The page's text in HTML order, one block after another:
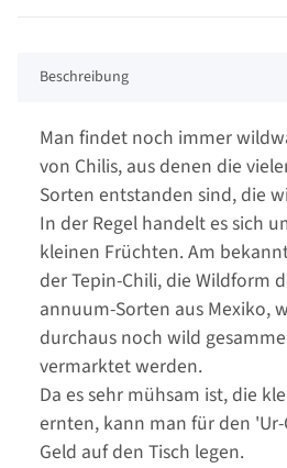
Beschreibung
Man findet noch immer
von Chilis, aus denen die
Sorten entstanden sind, die
In der Regel handelt es sich
kleinen Früchten. Am
der Tepin-Chili, die Wildform
annuum-Sorten aus Mexiko,
durchaus noch wild
vermarktet werden.
Da es sehr mühsam ist, die
ernten, kann man für den
Geld auf den Tisch legen.